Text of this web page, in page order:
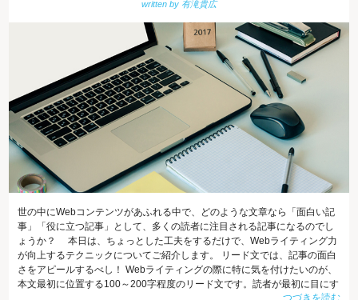
世の中にWebコンテンツがあふれる中で、どのような文章なら「面白い記
事」「役に立つ記事」として、多くの読者に注目される記事になるのでし
ょうか？ 本日は、ちょっとした工夫をするだけで、Webライティング力
が向上するテクニックについてご紹介します。 リード文では、記事の面白
さをアピールするべし！ Webライティングの際に特に気を付けたいのが、
本文最初に位置する100～200字程度のリード文です。読者が最初に目にす
つづきを読む